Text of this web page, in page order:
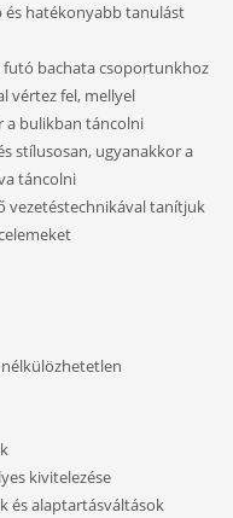
hatékonyabb tanulást
bachata csoportunkhoz
vértez fel, mellyel
a bulikban táncolni
stílusosan, ugyanakkor a
táncolni
vezetéstechnikával tanítjuk
kivitelezése
és alaptartásváltások